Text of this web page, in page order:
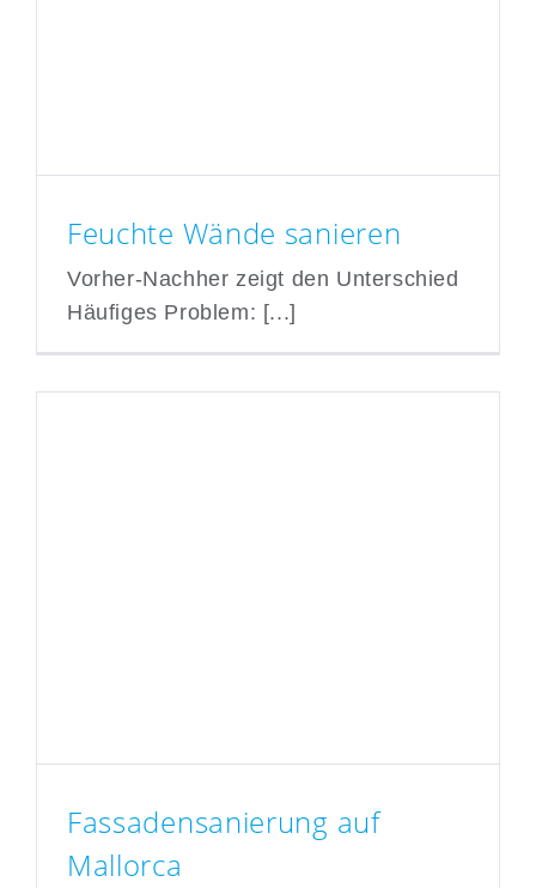
Feuchte Wände sanieren
Vorher-Nachher zeigt den Unterschied
Häufiges Problem: [...]
Fassadensanierung auf
Mallorca